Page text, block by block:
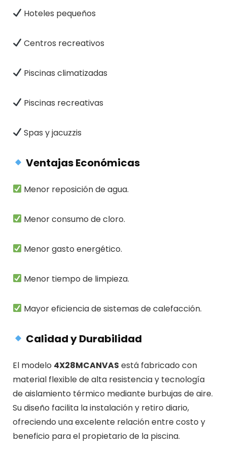
Hoteles pequeños
Centros recreativos
Piscinas climatizadas
Piscinas recreativas
Spas y jacuzzis
Ventajas Económicas
Menor reposición de agua.
Menor consumo de cloro.
Menor gasto energético.
Menor tiempo de limpieza.
Mayor eficiencia de sistemas de calefacción.
Calidad y Durabilidad
El modelo 4X28MCANVAS está fabricado con
material flexible de alta resistencia y tecnología
de aislamiento térmico mediante burbujas de aire.
Su diseño facilita la instalación y retiro diario,
ofreciendo una excelente relación entre costo y
beneficio para el propietario de la piscina.